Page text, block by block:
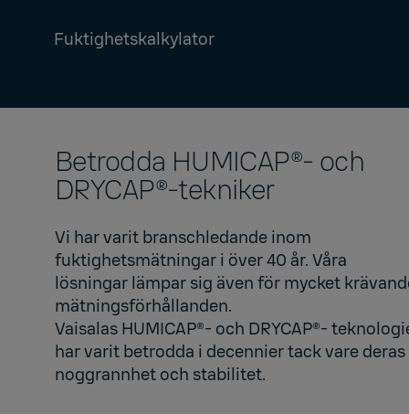
Fuktighetskalkylator
Betrodda HUMICAP®- och
DRYCAP®-tekniker
Vi har varit branschledande inom
fuktighetsmätningar i över 40 år. Våra
lösningar lämpar sig även för mycket
mätningsförhållanden.
Vaisalas HUMICAP®- och DRYCAP®-
har varit betrodda i decennier tack vare deras
noggrannhet och stabilitet.